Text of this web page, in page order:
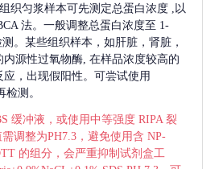
织匀浆样本可先测定总蛋白浓度 ,以
法。一般调整总蛋白浓度至 1-
。某些组织样本，如肝脏，肾脏，
源性过氧物酶, 在样品浓度较高的
，出现假阳性。可尝试使用
检测。
缓冲液，或使用中等强度 RIPA 裂
调整为PH7.3，避免使用含 NP-
的组分，会严重抑制试剂盒工